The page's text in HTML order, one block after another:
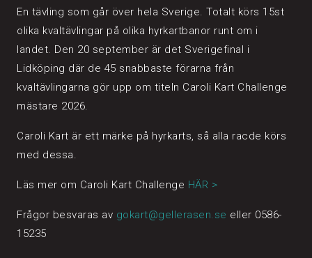
En tävling som går över hela Sverige. Totalt körs 15st
olika kvaltävlingar på olika hyrkartbanor runt om i
landet. Den 20 september är det Sverigefinal i
Lidköping där de 45 snabbaste förarna från
kvaltävlingarna gör upp om titeln Caroli Kart Challenge
mästare 2026.
Caroli Kart är ett märke på hyrkarts, så alla racde körs
med dessa.
Läs mer om Caroli Kart Challenge HÄR >
Frågor besvaras av gokart@gellerasen.se eller 0586-
15235